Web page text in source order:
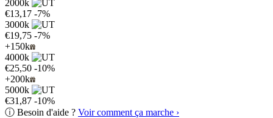
2000k
€13,17 -7%
3000k
€19,75 -7%
+150k
4000k
€25,50 -10%
+200k
5000k
€31,87 -10%
ⓘ Besoin d'aide ? Voir comment ça marche ›